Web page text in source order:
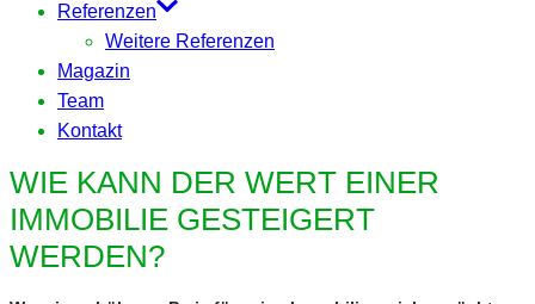
Referenzen
Weitere Referenzen
Magazin
Team
Kontakt
WIE KANN DER WERT EINER
IMMOBILIE GESTEIGERT
WERDEN?